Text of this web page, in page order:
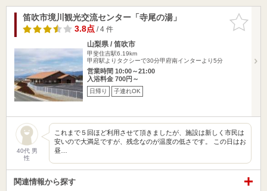
お気に入
りに追加
笛吹市境川観光交流センター「寺尾の湯」
3.8点/ 4 件
山梨県 / 笛吹市
甲斐住吉駅6.19km
甲府駅よりタクシーで30分甲府南インターより5分
営業時間 10:00～21:00
入浴料金 700円～
日帰り 子連れOK
40代 男
性
これまで５回ほど利用させて頂きましたが、施設は新しく市民は
安いので大満足ですが、残念なのが温度の低さです。 この日はお
昼…
関連情報から探す